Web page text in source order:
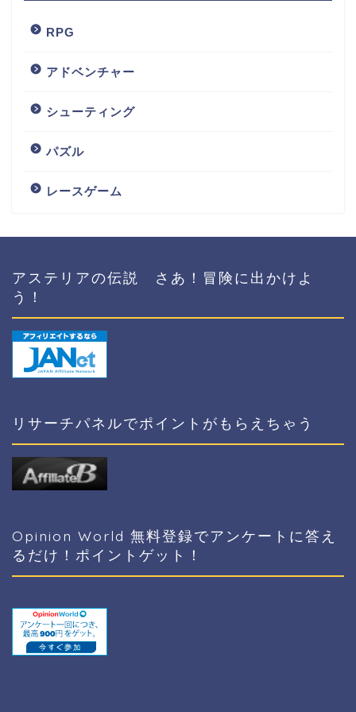
RPG
アドベンチャー
シューティング
パズル
レースゲーム
アステリアの伝説 さあ！冒険に出かけよ
う！
リサーチパネルでポイントがもらえちゃう
Opinion World 無料登録でアンケートに答え
るだけ！ポイントゲット！